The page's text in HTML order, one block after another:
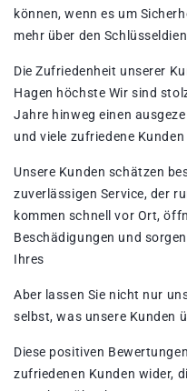
können, wenn es um
mehr über den
Die Zufriedenheit unserer
Hagen höchste Wir sind
Jahre hinweg einen
und viele zufriedene
Unsere Kunden schätzen
zuverlässigen Service, der
kommen schnell vor Ort,
Beschädigungen und
Ihres
Aber lassen Sie nicht nur
selbst, was unsere Kunden
Diese positiven
zufriedenen Kunden wider,